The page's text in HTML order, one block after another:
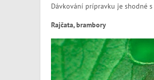
Dávkování prípravku je shodné
Rajčata, brambory